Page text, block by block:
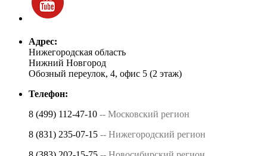
Адрес:
Нижегородская область
Нижний Новгород
Обозный переулок, 4, офис 5 (2 этаж)
Телефон:
8 (499) 112-47-10 -- Московский регион
8 (831) 235-07-15 -- Нижегородский регион